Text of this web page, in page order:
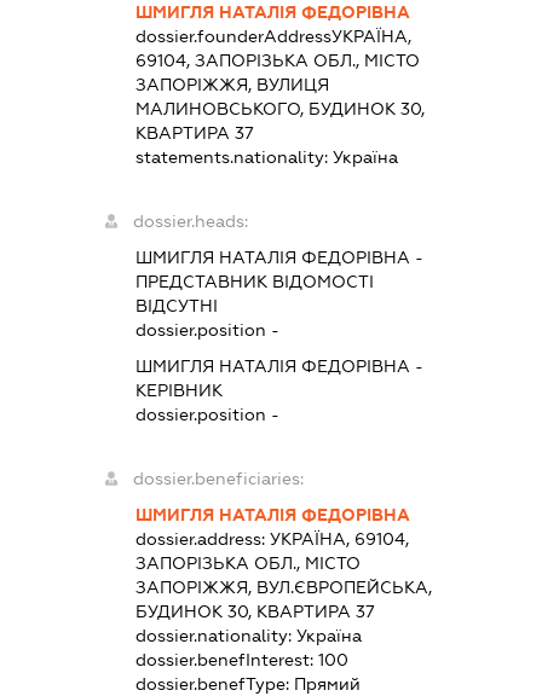
ШМИГЛЯ НАТАЛІЯ ФЕДОРІВНА
dossier.founderAddressУКРАЇНА,
69104, ЗАПОРІЗЬКА ОБЛ., МІСТО
ЗАПОРІЖЖЯ, ВУЛИЦЯ
МАЛИНОВСЬКОГО, БУДИНОК 30,
КВАРТИРА 37
statements.nationality: Україна
dossier.heads:
ШМИГЛЯ НАТАЛІЯ ФЕДОРІВНА -
ПРЕДСТАВНИК ВІДОМОСТІ
ВІДСУТНІ
dossier.position -
ШМИГЛЯ НАТАЛІЯ ФЕДОРІВНА -
КЕРІВНИК
dossier.position -
dossier.beneficiaries:
ШМИГЛЯ НАТАЛІЯ ФЕДОРІВНА
dossier.address: УКРАЇНА, 69104,
ЗАПОРІЗЬКА ОБЛ., МІСТО
ЗАПОРІЖЖЯ, ВУЛ.ЄВРОПЕЙСЬКА,
БУДИНОК 30, КВАРТИРА 37
dossier.nationality: Україна
dossier.benefInterest: 100
dossier.benefType: Прямий